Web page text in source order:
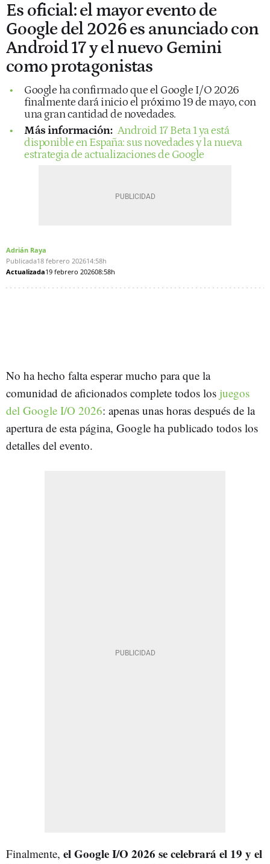
Es oficial: el mayor evento de
Google del 2026 es anunciado con
Android 17 y el nuevo Gemini
como protagonistas
Google ha confirmado que el Google I/O 2026
finalmente dará inicio el próximo 19 de mayo, con
una gran cantidad de novedades.
Más información: Android 17 Beta 1 ya está
disponible en España: sus novedades y la nueva
estrategia de actualizaciones de Google
Adrián Raya
Publicada18 febrero 202614:58h
Actualizada19 febrero 202608:58h
No ha hecho falta esperar mucho para que la
comunidad de aficionados complete todos los juegos
del Google I/O 2026: apenas unas horas después de la
apertura de esta página, Google ha publicado todos los
detalles del evento.
Finalmente, el Google I/O 2026 se celebrará el 19 y el